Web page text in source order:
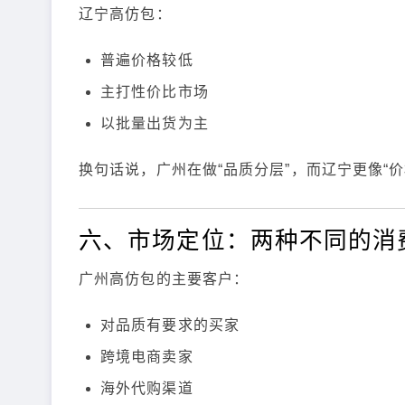
辽宁高仿包：
普遍价格较低
主打性价比市场
以批量出货为主
换句话说，广州在做“品质分层”，而辽宁更像“价
六、市场定位：两种不同的消
广州高仿包的主要客户：
对品质有要求的买家
跨境电商卖家
海外代购渠道